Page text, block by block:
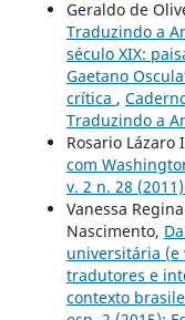
Geraldo de
Traduzindo a
século XIX:
Gaetano
crítica ,
Traduzindo a
Rosario Lázaro
com
v. 2 n. 28
Vanessa
Nascimento,
universitária (e
tradutores e
contexto